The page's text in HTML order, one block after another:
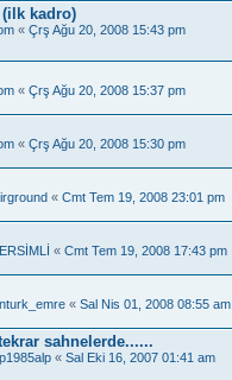
kadro)
« Çrş Ağu 20, 2008 15:43 pm
« Çrş Ağu 20, 2008 15:37 pm
« Çrş Ağu 20, 2008 15:30 pm
« Cmt Tem 19, 2008 23:01 pm
« Cmt Tem 19, 2008 17:43 pm
« Sal Nis 01, 2008 08:55 am
sahnelerde......
« Sal Eki 16, 2007 01:41 am